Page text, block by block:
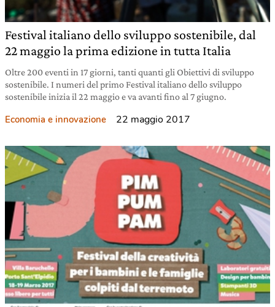
Festival italiano dello sviluppo sostenibile, dal
22 maggio la prima edizione in tutta Italia
Oltre 200 eventi in 17 giorni, tanti quanti gli Obiettivi di sviluppo
sostenibile. I numeri del primo Festival italiano dello sviluppo
sostenibile inizia il 22 maggio e va avanti fino al 7 giugno.
Economia e innovazione 22 maggio 2017